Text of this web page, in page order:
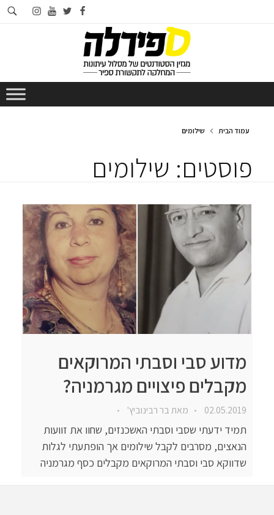
facebook
twitter
youtube
instagram
עמוד הבית שילומים
פוסטים: שילומים
מדוע סבי וסבתי המרוקאים
מקבלים פיצויים מגרמניה?
02.05.2019 מאתבר רבינוביץ'
תמיד ידעתי שסבי וסבתי האשכנזים, שחוו את זוועות
הנאצים, מסרבים לקבל שילומים אך הופתעתי לגלות
שדווקא סבי וסבתי המרוקאים מקבלים כסף מגרמניה